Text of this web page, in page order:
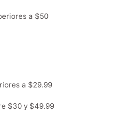
a $50
a $29.99
$30 y $49.99